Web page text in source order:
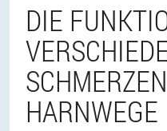
DIE
HARNWEGE